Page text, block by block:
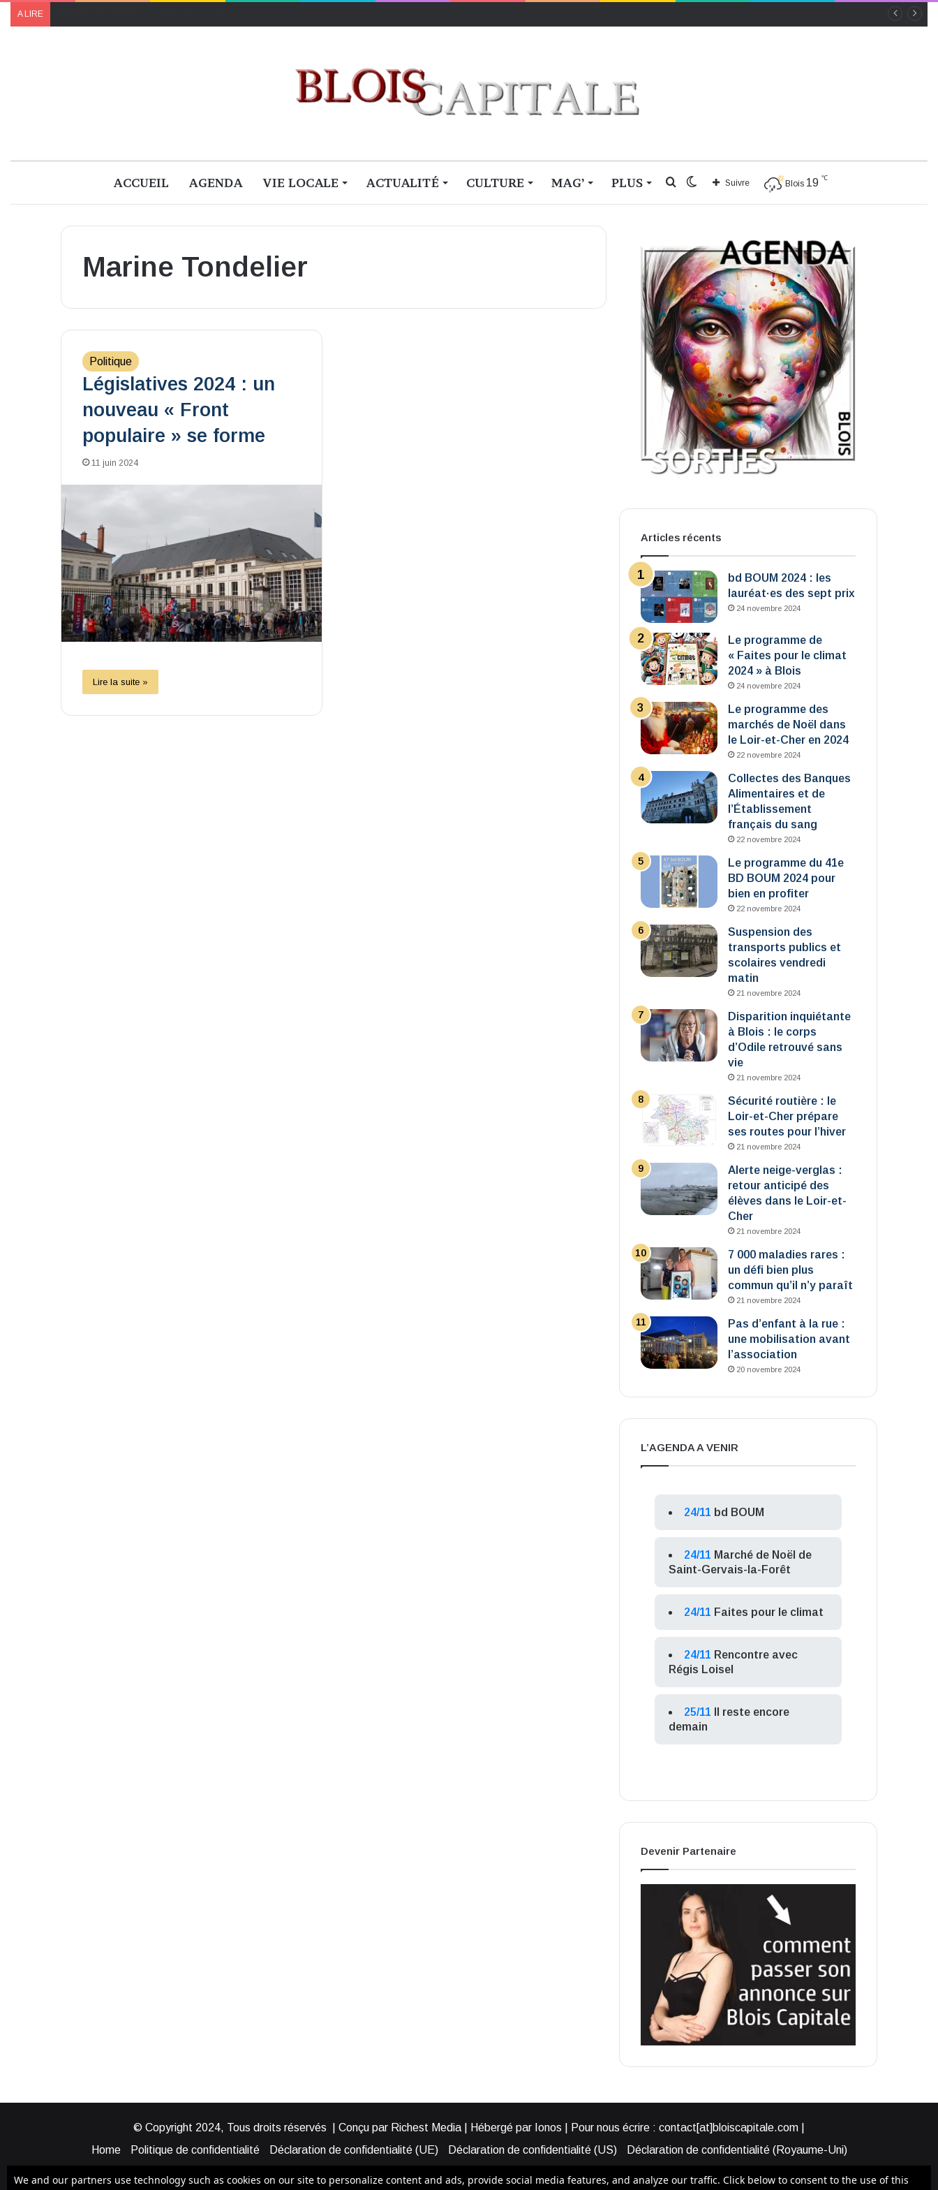
A LIRE
ACCUEIL AGENDA VIE LOCALE ACTUALITÉ CULTURE MAG’ PLUS Blois 19 ℃
Suivre
Switch
Rechercher
Marine Tondelier
Politique
Législatives 2024 : un
nouveau « Front
populaire » se forme
11 juin 2024
Lire la suite »
Articles récents
bd BOUM 2024 : les
lauréat·es des sept prix
24 novembre 2024
Le programme de
« Faites pour le climat
2024 » à Blois
24 novembre 2024
Le programme des
marchés de Noël dans
le Loir-et-Cher en 2024
22 novembre 2024
Collectes des Banques
Alimentaires et de
l’Établissement
français du sang
22 novembre 2024
Le programme du 41e
BD BOUM 2024 pour
bien en profiter
22 novembre 2024
Suspension des
transports publics et
scolaires vendredi
matin
21 novembre 2024
Disparition inquiétante
à Blois : le corps
d’Odile retrouvé sans
vie
21 novembre 2024
Sécurité routière : le
Loir-et-Cher prépare
ses routes pour l’hiver
21 novembre 2024
Alerte neige-verglas :
retour anticipé des
élèves dans le Loir-et-
Cher
21 novembre 2024
7 000 maladies rares :
un défi bien plus
commun qu’il n’y paraît
21 novembre 2024
Pas d’enfant à la rue :
une mobilisation avant
l’association
20 novembre 2024
L’AGENDA A VENIR
24/11 bd BOUM
24/11 Marché de Noël de
Saint-Gervais-la-Forêt
24/11 Faites pour le climat
24/11 Rencontre avec
Régis Loisel
25/11
Il reste encore
demain
Devenir Partenaire
© Copyright 2024, Tous droits réservés | Conçu par Richest Media | Hébergé par Ionos | Pour nous écrire : contact[at]bloiscapitale.com |
Home
Politique de confidentialité Déclaration de confidentialité (UE) Déclaration de confidentialité (US)
Déclaration de confidentialité (Royaume-Uni)
We and our partners use technology such as cookies on our site to personalize content and ads, provide social media features, and analyze our traffic. Click below to consent to the use of this